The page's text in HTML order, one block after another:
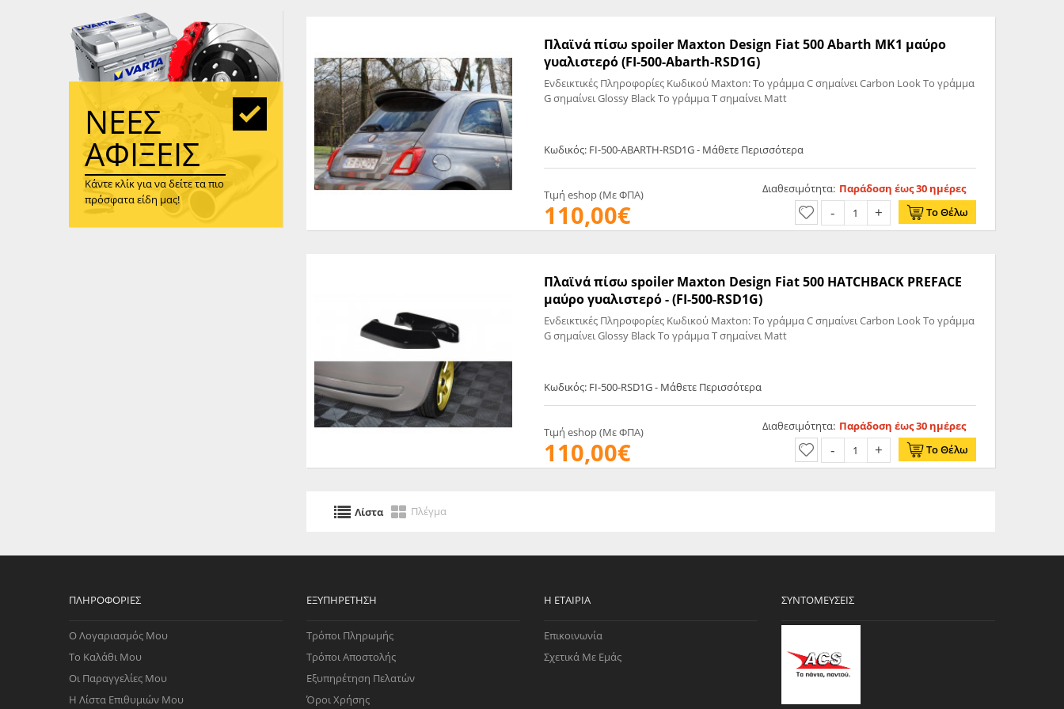
ΛΕΊΠΤΗΣ ΥΠΟΠΊΕΣΗΣ
(TURBO)
ΑΝΤΛΊΑ ΝΕΡΟΎ
ΨΕΥΤΟΚΆΠΑΚΟΥ
ΒΆΣΕΙΣ ΜΗΧΑΝΉΣ
ΝΈΕΣ
ΑΦΊΞΕΙΣ
Κάντε κλίκ για να δείτε τα πιο
πρόσφατα είδη μας!
Πλαϊνά πίσω spoiler Maxton Design Fiat 500 Abarth MK1 μαύρο
γυαλιστερό (FI-500-Abarth-RSD1G)
Ενδεικτικές Πληροφορίες Κωδικού Maxton: Το γράμμα C σημαίνει Carbon Look Το γράμμα
G σημαίνει Glossy Black Το γράμμα T σημαίνει Matt
Κωδικός: FI-500-ABARTH-RSD1G - Μάθετε Περισσότερα
Τιμή eshop (Με ΦΠΑ)
110,00€
Διαθεσιμότητα: Παράδοση έως 30 ημέρες
Το Θέλω
Πλαϊνά πίσω spoiler Maxton Design Fiat 500 HATCHBACK PREFACE
μαύρο γυαλιστερό - (FI-500-RSD1G)
Ενδεικτικές Πληροφορίες Κωδικού Maxton: Το γράμμα C σημαίνει Carbon Look Το γράμμα
G σημαίνει Glossy Black Το γράμμα T σημαίνει Matt
Κωδικός: FI-500-RSD1G - Μάθετε Περισσότερα
Τιμή eshop (Με ΦΠΑ)
110,00€
Διαθεσιμότητα: Παράδοση έως 30 ημέρες
Το Θέλω
Λίστα Πλέγμα
ΠΛΗΡΟΦΟΡΊΕΣ
Ο Λογαριασμός Μου
Το Καλάθι Μου
Οι Παραγγελίες Μου
Η Λίστα Επιθυμιών Μου
ΕΞΥΠΗΡΈΤΗΣΗ
Τρόποι Πληρωμής
Τρόποι Αποστολής
Εξυπηρέτηση Πελατών
Όροι Χρήσης
Η ΕΤΑΙΡΊΑ
Επικοινωνία
Σχετικά Με Εμάς
ΣΥΝΤΟΜΕΎΣΕΙΣ